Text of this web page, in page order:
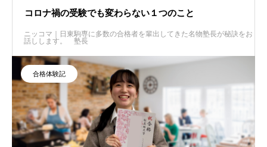
コロナ禍の受験でも変わらない１つのこと
ニッコマ｜日東駒専に多数の合格者を輩出してきた名物塾長が秘訣をお
話しします。
塾長
合格体験記